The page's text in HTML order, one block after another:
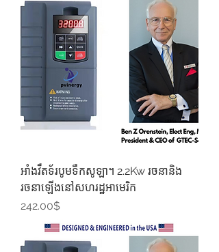
អាំងវឺតទ័របូមទឹកសូឡា។ 2.2Kw រចនានិង
រចនាឡើងនៅសហរដ្ឋអាមេរិក
Price
242.00$